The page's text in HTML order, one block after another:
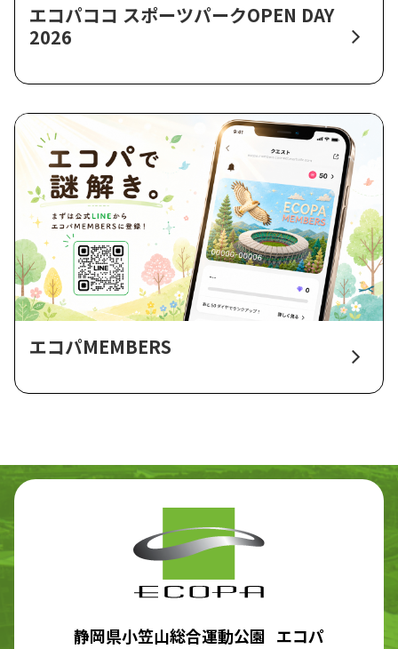
エコパココ スポーツパークOPEN DAY
2026
エコパMEMBERS
静岡県小笠山総合運動公園 エコパ